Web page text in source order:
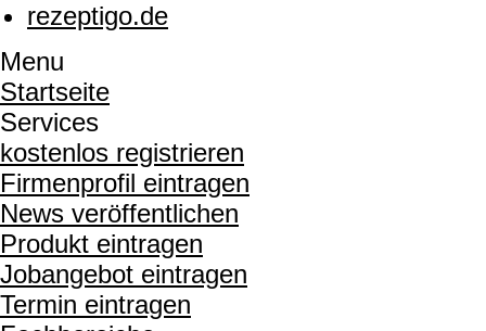
rezeptigo.de
Menu
Startseite
Services
kostenlos registrieren
Firmenprofil eintragen
News veröffentlichen
Produkt eintragen
Jobangebot eintragen
Termin eintragen